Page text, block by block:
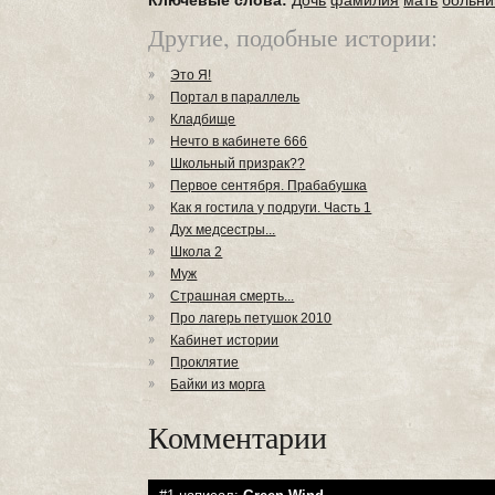
Другие, подобные истории:
Это Я!
Портал в параллель
Кладбище
Нечто в кабинете 666
Школьный призрак??
Первое сентября. Прабабушка
Как я гостила у подруги. Часть 1
Дух медсестры...
Школа 2
Муж
Страшная смерть...
Про лагерь петушок 2010
Кабинет истории
Проклятие
Байки из морга
Комментарии